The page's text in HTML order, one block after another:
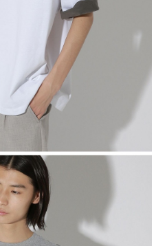
供之「AFTEE先享後付」服務完成之交
人資料，並將交易相關給付款項請求債
https://aftee.tw/terms/#terms3
代理人或監護人之同意方可使用
辦者引起之損失，本公司不負相關責
依據個別帳號之用戶狀況，依本公司即
額度不足之情形，本公司將視審查結果
人資訊註冊。若發現惡意使用之情形，
用戶之使用額度並採取法律行動。